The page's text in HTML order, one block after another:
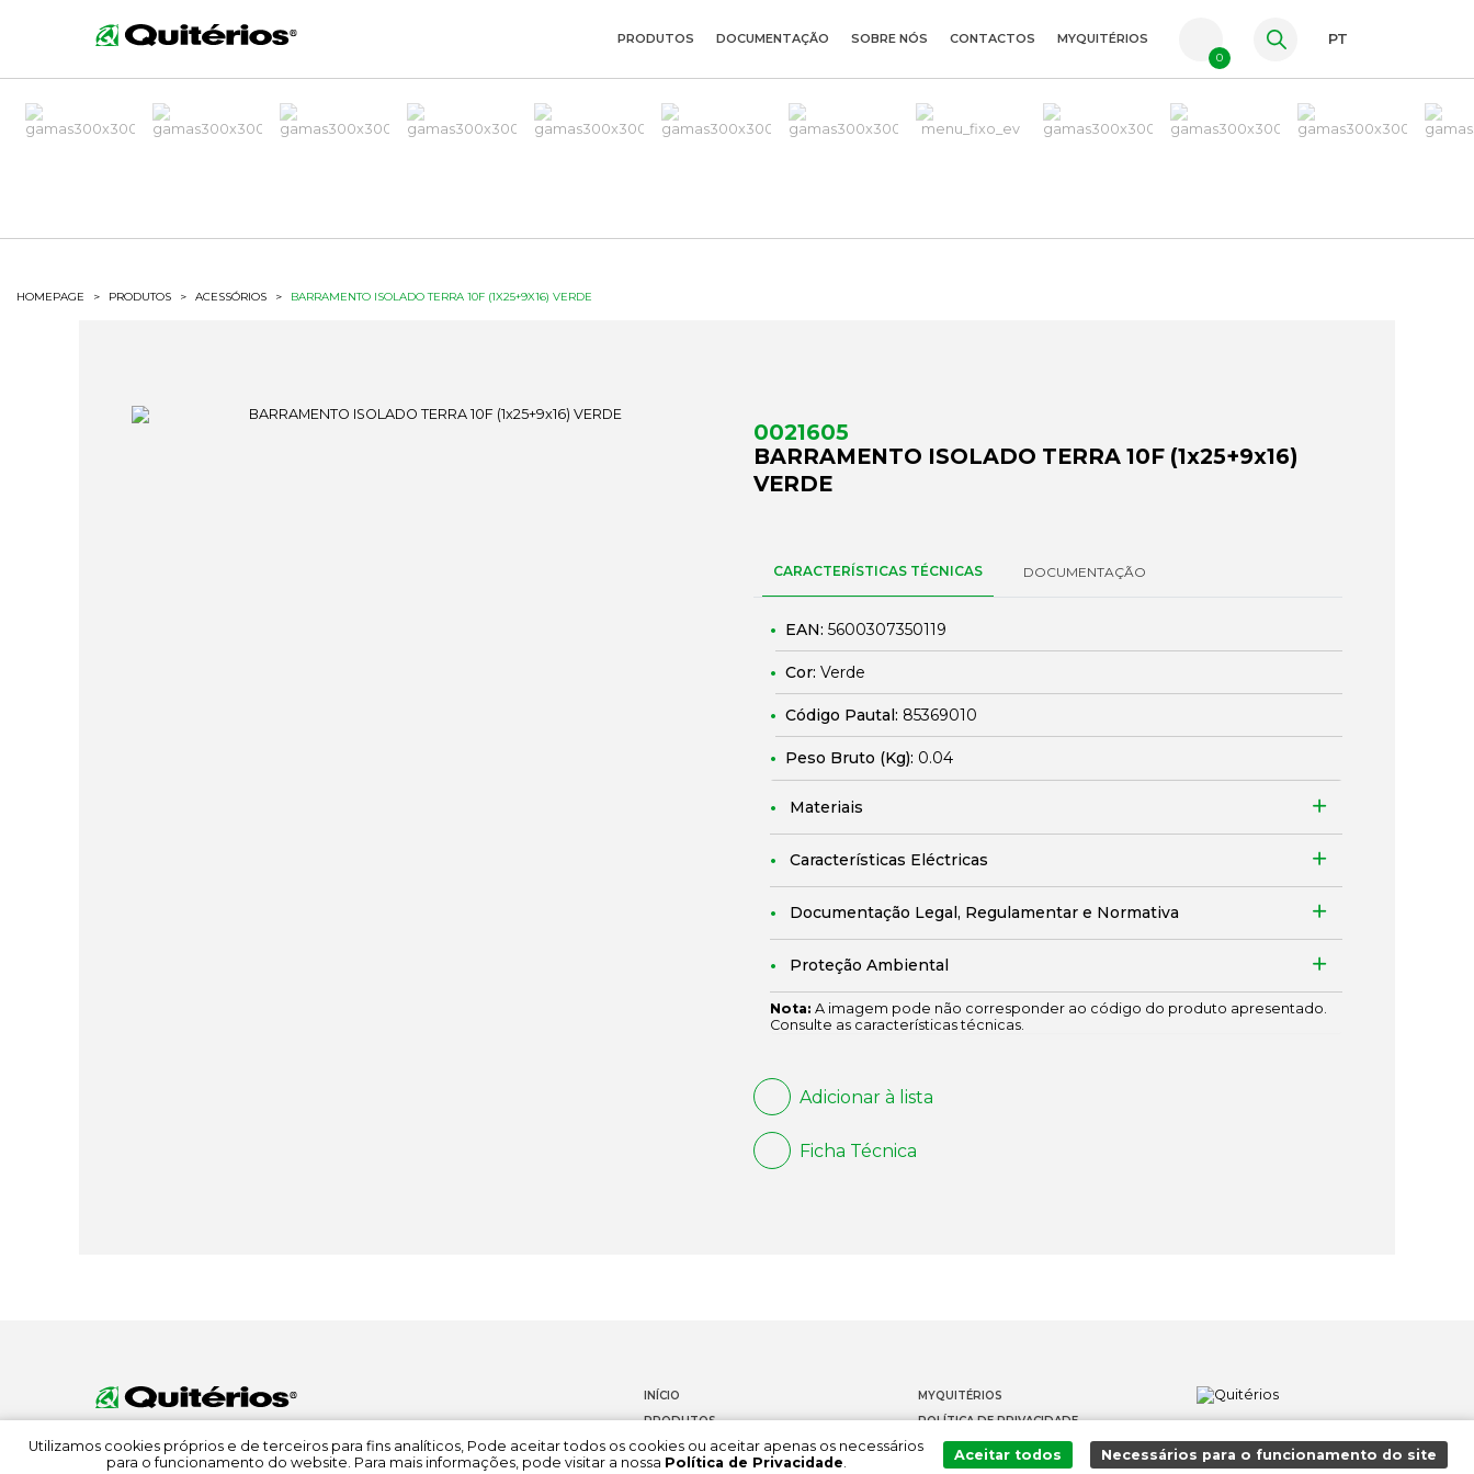
ES
PRODUTOS DOCUMENTAÇÃO SOBRE NÓS CONTACTOS MYQUITÉRIOS
0
PT
HOMEPAGE > PRODUTOS > ACESSÓRIOS > BARRAMENTO ISOLADO TERRA 10F (1X25+9X16) VERDE
0021605
BARRAMENTO ISOLADO TERRA 10F (1x25+9x16)
VERDE
CARACTERÍSTICAS TÉCNICAS DOCUMENTAÇÃO
EAN: 5600307350119
Cor: Verde
Código Pautal: 85369010
Peso Bruto (Kg): 0.04
Materiais
Características Eléctricas
Documentação Legal, Regulamentar e Normativa
Proteção Ambiental
Nota: A imagem pode não corresponder ao código do produto apresentado.
Consulte as características técnicas.
Adicionar à lista
Ficha Técnica
INÍCIO
PRODUTOS
DOCUMENTAÇÃO
MYQUITÉRIOS
POLÍTICA DE PRIVACIDADE
CONTACTOS
Utilizamos cookies próprios e de terceiros para fins analíticos, Pode aceitar todos os cookies ou aceitar apenas os necessários
para o funcionamento do website. Para mais informações, pode visitar a nossa Política de Privacidade. Aceitar todos Necessários para o funcionamento do site